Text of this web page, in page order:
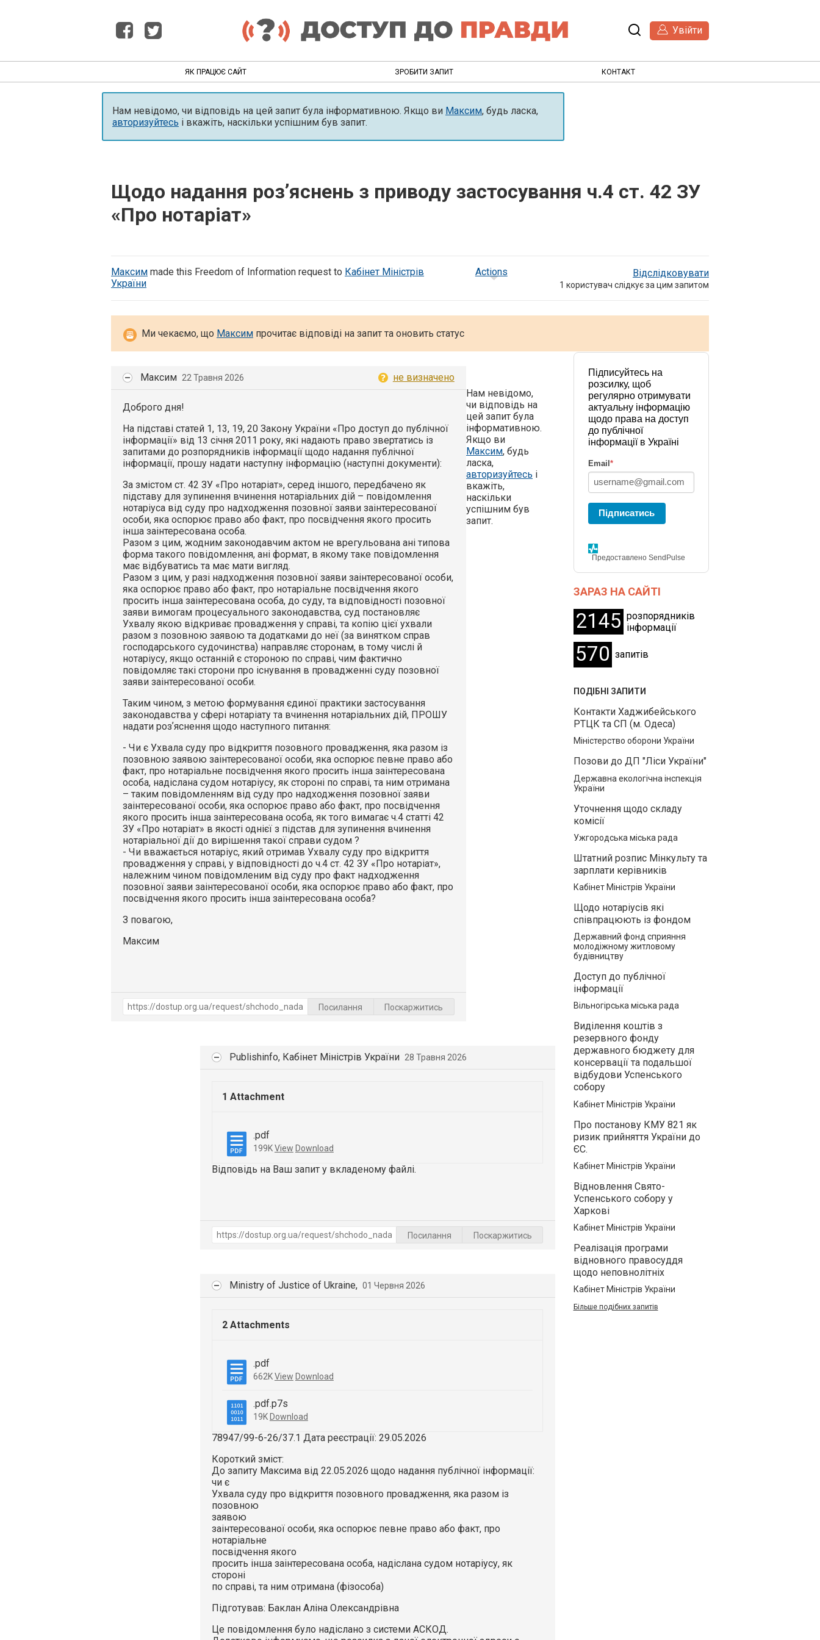
Увійти
ЯК ПРАЦЮЄ САЙТ ЗРОБИТИ ЗАПИТ КОНТАКТ
Нам невідомо, чи відповідь на цей запит була інформативною. Якщо ви Максим, будь ласка,
авторизуйтесь і вкажіть, наскільки успішним був запит.
Щодо надання розʼяснень з приводу застосування ч.4 ст. 42 ЗУ
«Про нотаріат»
Максим made this Freedom of Information request to Кабінет Міністрів
України
Actions Відслідковувати
1 користувач слідкує за цим запитом
Ми чекаємо, що Максим прочитає відповіді на запит та оновить статус
Максим 22 Травня 2026 не визначено
Доброго дня!
На підставі статей 1, 13, 19, 20 Закону України «Про доступ до публічної
інформації» від 13 січня 2011 року, які надають право звертатись із
запитами до розпорядників інформації щодо надання публічної
інформації, прошу надати наступну інформацію (наступні документи):
За змістом ст. 42 ЗУ «Про нотаріат», серед іншого, передбачено як
підставу для зупинення вчинення нотаріальних дій – повідомлення
нотаріуса від суду про надходження позовної заяви заінтересованої
особи, яка оспорює право або факт, про посвідчення якого просить
інша заінтересована особа.
Разом з цим, жодним законодавчим актом не врегульована ані типова
форма такого повідомлення, ані формат, в якому таке повідомлення
має відбуватись та має мати вигляд.
Разом з цим, у разі надходження позовної заяви заінтересованої особи,
яка оспорює право або факт, про нотаріальне посвідчення якого
просить інша заінтересована особа, до суду, та відповідності позовної
заяви вимогам процесуального законодавства, суд постановляє
Ухвалу якою відкриває провадження у справі, та копію цієї ухвали
разом з позовною заявою та додатками до неї (за винятком справ
господарського судочинства) направляє сторонам, в тому числі й
нотаріусу, якщо останній є стороною по справі, чим фактично
повідомляє такі сторони про існування в провадженні суду позовної
заяви заінтересованої особи.
Таким чином, з метою формування єдиної практики застосування
законодавства у сфері нотаріату та вчинення нотаріальних дій, ПРОШУ
надати розʼяснення щодо наступного питання:
- Чи є Ухвала суду про відкриття позовного провадження, яка разом із
позовною заявою заінтересованої особи, яка оспорює певне право або
факт, про нотаріальне посвідчення якого просить інша заінтересована
особа, надіслана судом нотаріусу, як стороні по справі, та ним отримана
– таким повідомленням від суду про надходження позовної заяви
заінтересованої особи, яка оспорює право або факт, про посвідчення
якого просить інша заінтересована особа, як того вимагає ч.4 статті 42
ЗУ «Про нотаріат» в якості однієї з підстав для зупинення вчинення
нотаріальної дії до вирішення такої справи судом ?
- Чи вважається нотаріус, який отримав Ухвалу суду про відкриття
провадження у справі, у відповідності до ч.4 ст. 42 ЗУ «Про нотаріат»,
належним чином повідомленим від суду про факт надходження
позовної заяви заінтересованої особи, яка оспорює право або факт, про
посвідчення якого просить інша заінтересована особа?
З повагою,
Максим
Посилання Поскаржитись
Publishinfo, Кабінет Міністрів України 28 Травня 2026
1 Attachment
.pdf
199KView Download
Відповідь на Ваш запит у вкладеному файлі.
Посилання Поскаржитись
Ministry of Justice of Ukraine, 01 Червня 2026
2 Attachments
.pdf
662KView Download
.pdf.p7s
19K Download
78947/99-6-26/37.1 Дата реєстрації: 29.05.2026
Короткий зміст:
До запиту Максима від 22.05.2026 щодо надання публічної інформації:
чи є
Ухвала суду про відкриття позовного провадження, яка разом із
позовною
заявою
заінтересованої особи, яка оспорює певне право або факт, про
нотаріальне
посвідчення якого
просить інша заінтересована особа, надіслана судом нотаріусу, як
стороні
по справі, та ним отримана (фізособа)
Підготував: Баклан Аліна Олександрівна
Це повідомлення було надіслано з системи АСКОД.
Нам невідомо,
чи відповідь на
цей запит була
інформативною.
Якщо ви
Максим, будь
ласка,
авторизуйтесь і
вкажіть,
наскільки
успішним був
запит.
Підписуйтесь на
розсилку, щоб
регулярно отримувати
актуальну інформацію
щодо права на доступ
до публічної
інформації в Україні
Email*
Підписатись
Предоставлено SendPulse
ЗАРАЗ НА САЙТІ
2145 розпорядників
інформації
570 запитів
ПОДІБНІ ЗАПИТИ
Контакти Хаджибейського
РТЦК та СП (м. Одеса)
Міністерство оборони України
Позови до ДП "Ліси України"
Державна екологічна інспекція
України
Уточнення щодо складу
комісії
Ужгородська міська рада
Штатний розпис Мінкульту та
зарплати керівників
Кабінет Міністрів України
Щодо нотаріусів які
співпрацюють із фондом
Державний фонд сприяння
молодіжному житловому
будівництву
Доступ до публічної
інформації
Вільногірська міська рада
Виділення коштів з
резервного фонду
державного бюджету для
консервації та подальшої
відбудови Успенського
собору
Кабінет Міністрів України
Про постанову КМУ 821 як
ризик прийняття України до
ЄС.
Кабінет Міністрів України
Відновлення Свято-
Успенського собору у
Харкові
Кабінет Міністрів України
Реалізація програми
відновного правосуддя
щодо неповнолітніх
Кабінет Міністрів України
Більше подібних запитів